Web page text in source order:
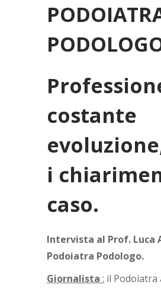
costante
i
caso.
Intervista al Prof. Luca
Podoiatra Podologo.
Giornalista : il Podoiatra